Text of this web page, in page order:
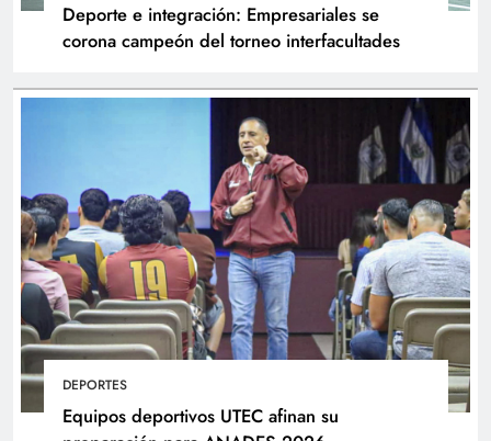
Deporte e integración: Empresariales se
corona campeón del torneo interfacultades
DEPORTES
Equipos deportivos UTEC afinan su